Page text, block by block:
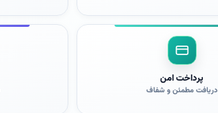
پرداخت امن
دریافت مطمئن و شفاف